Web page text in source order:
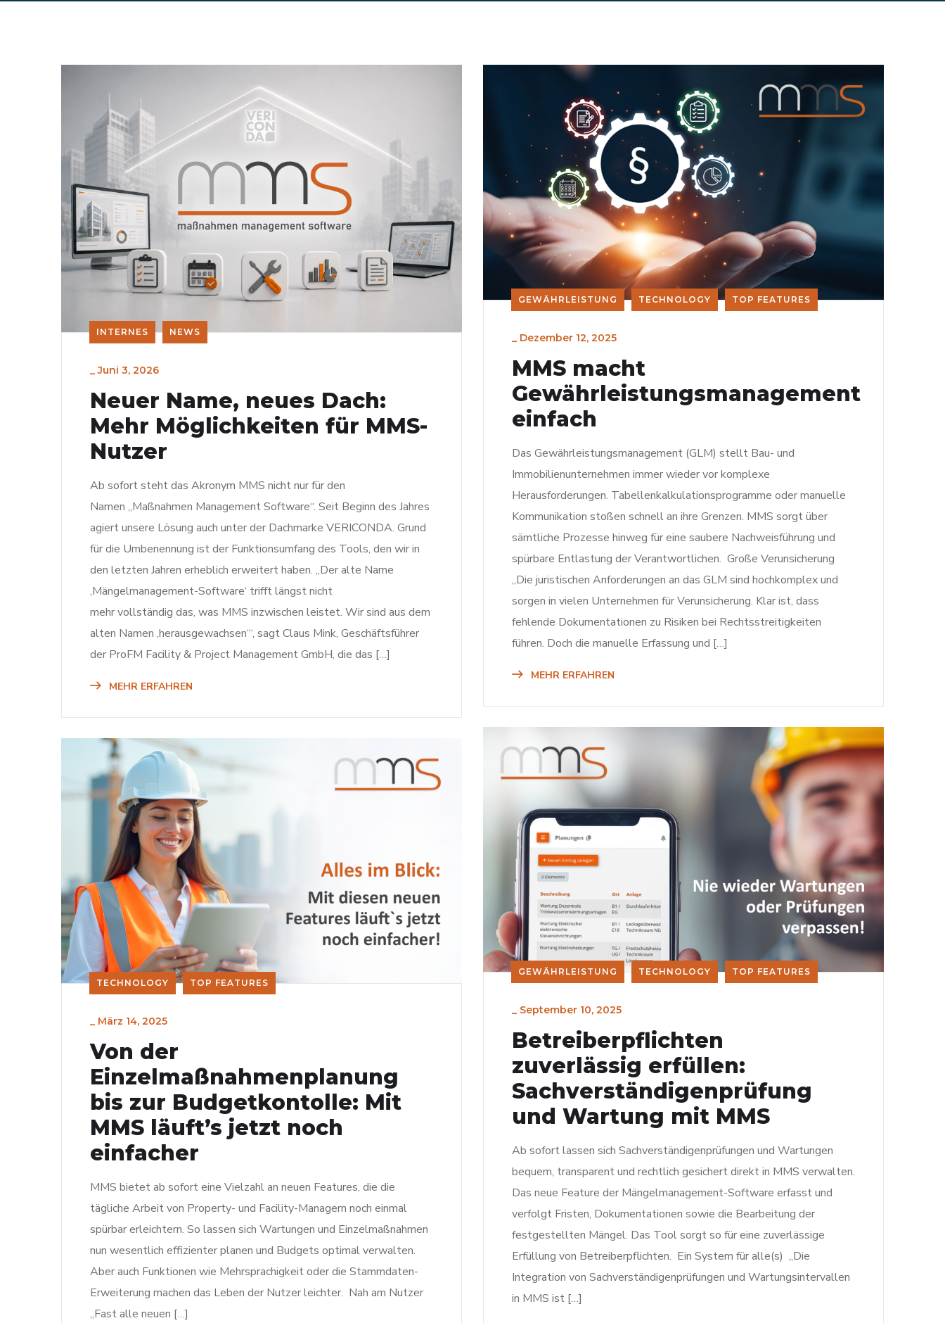
INTERNES NEWS
_Juni 3, 2026
Neuer Name, neues Dach:
Mehr Möglichkeiten für MMS-
Nutzer
Ab sofort steht das Akronym MMS nicht nur für den
Namen „Maßnahmen Management Software“. Seit Beginn des Jahres
agiert unsere Lösung auch unter der Dachmarke VERICONDA. Grund
für die Umbenennung ist der Funktionsumfang des Tools, den wir in
den letzten Jahren erheblich erweitert haben. „Der alte Name
‚Mängelmanagement-Software‘ trifft längst nicht
mehr vollständig das, was MMS inzwischen leistet. Wir sind aus dem
alten Namen ‚herausgewachsen‘“, sagt Claus Mink, Geschäftsführer
der ProFM Facility & Project Management GmbH, die das […]
MEHR ERFAHREN
GEWÄHRLEISTUNG TECHNOLOGY TOP FEATURES
_ Dezember 12, 2025
MMS macht
Gewährleistungsmanagement
einfach
Das Gewährleistungsmanagement (GLM) stellt Bau- und
Immobilienunternehmen immer wieder vor komplexe
Herausforderungen. Tabellenkalkulationsprogramme oder manuelle
Kommunikation stoßen schnell an ihre Grenzen. MMS sorgt über
sämtliche Prozesse hinweg für eine saubere Nachweisführung und
spürbare Entlastung der Verantwortlichen. Große Verunsicherung
„Die juristischen Anforderungen an das GLM sind hochkomplex und
sorgen in vielen Unternehmen für Verunsicherung. Klar ist, dass
fehlende Dokumentationen zu Risiken bei Rechtsstreitigkeiten
führen. Doch die manuelle Erfassung und […]
MEHR ERFAHREN
GEWÄHRLEISTUNG TECHNOLOGY TOP FEATURES
_ September 10, 2025
Betreiberpflichten
zuverlässig erfüllen:
Sachverständigenprüfung
und Wartung mit MMS
Ab sofort lassen sich Sachverständigenprüfungen und Wartungen
bequem, transparent und rechtlich gesichert direkt in MMS verwalten.
Das neue Feature der Mängelmanagement-Software erfasst und
verfolgt Fristen, Dokumentationen sowie die Bearbeitung der
festgestellten Mängel. Das Tool sorgt so für eine zuverlässige
Erfüllung von Betreiberpflichten. Ein System für alle(s) „Die
Integration von Sachverständigenprüfungen und Wartungsintervallen
in MMS ist […]
TECHNOLOGY TOP FEATURES
_ März 14, 2025
Von der
Einzelmaßnahmenplanung
bis zur Budgetkontolle: Mit
MMS läuft’s jetzt noch
einfacher
MMS bietet ab sofort eine Vielzahl an neuen Features, die die
tägliche Arbeit von Property- und Facility-Managern noch einmal
spürbar erleichtern. So lassen sich Wartungen und Einzelmaßnahmen
nun wesentlich effizienter planen und Budgets optimal verwalten.
Aber auch Funktionen wie Mehrsprachigkeit oder die Stammdaten-
Erweiterung machen das Leben der Nutzer leichter. Nah am Nutzer
„Fast alle neuen […]